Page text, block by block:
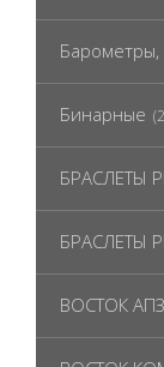
Барометры,
Бинарные
БРАСЛЕТЫ
БРАСЛЕТЫ
ВОСТОК АПЗ